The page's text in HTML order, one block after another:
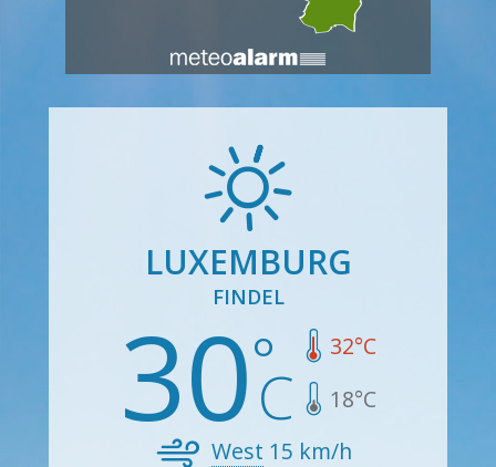
LUXEMBURG
FINDEL
30 32°C
18°C
West 15 km/h